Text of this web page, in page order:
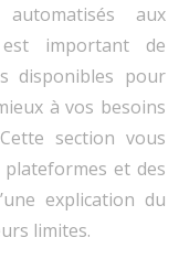
aux
est important de
disponibles pour
à vos besoins
section vous
et des
explication du
limites.